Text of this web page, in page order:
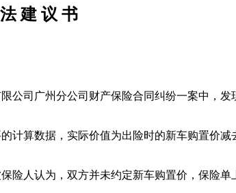
法 建 议 书
公司广州分公司财产保险合同纠纷一案中，
计算数据，实际价值为出险时的新车购置价
险人认为，双方并未约定新车购置价，保险